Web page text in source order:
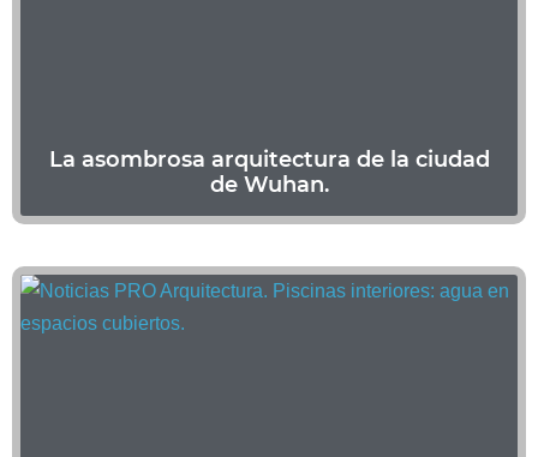
La asombrosa arquitectura de la ciudad
de Wuhan.